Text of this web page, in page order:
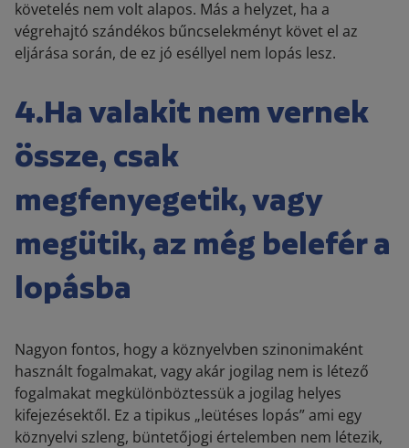
követelés nem volt alapos. Más a helyzet, ha a
végrehajtó szándékos bűncselekményt követ el az
eljárása során, de ez jó eséllyel nem lopás lesz.
4.Ha valakit nem vernek
össze, csak
megfenyegetik, vagy
megütik, az még belefér a
lopásba
Nagyon fontos, hogy a köznyelvben szinonimaként
használt fogalmakat, vagy akár jogilag nem is létező
fogalmakat megkülönböztessük a jogilag helyes
kifejezésektől. Ez a tipikus „leütéses lopás” ami egy
köznyelvi szleng, büntetőjogi értelemben nem létezik,